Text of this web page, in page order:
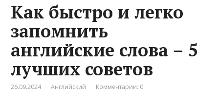
Как быстро и легко
запомнить
английские слова – 5
лучших советов
26.09.2024 Английский Комментарии: 0